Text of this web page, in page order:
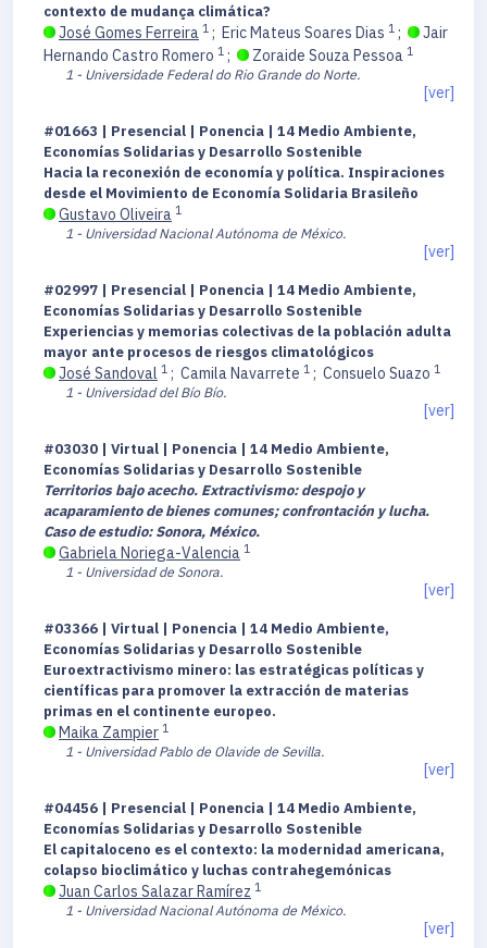
contexto de mudança climática?
José Gomes Ferreira 1 ; Eric Mateus Soares Dias 1 ;
Jair
Hernando Castro Romero 1 ; Zoraide Souza Pessoa 1
1 - Universidade Federal do Rio Grande do Norte.
[ver]
#01663 | Presencial | Ponencia | 14 Medio Ambiente,
Economías Solidarias y Desarrollo Sostenible
Hacia la reconexión de economía y política. Inspiraciones
desde el Movimiento de Economía Solidaria Brasileño
Gustavo Oliveira 1
1 - Universidad Nacional Autónoma de México.
[ver]
#02997 | Presencial | Ponencia | 14 Medio Ambiente,
Economías Solidarias y Desarrollo Sostenible
Experiencias y memorias colectivas de la población adulta
mayor ante procesos de riesgos climatológicos
José Sandoval 1 ; Camila Navarrete 1 ; Consuelo Suazo 1
1 - Universidad del Bío Bío.
[ver]
#03030 | Virtual | Ponencia | 14 Medio Ambiente,
Economías Solidarias y Desarrollo Sostenible
Territorios bajo acecho. Extractivismo: despojo y
acaparamiento de bienes comunes; confrontación y lucha.
Caso de estudio: Sonora, México.
Gabriela Noriega-Valencia 1
1 - Universidad de Sonora.
[ver]
#03366 | Virtual | Ponencia | 14 Medio Ambiente,
Economías Solidarias y Desarrollo Sostenible
Euroextractivismo minero: las estratégicas políticas y
científicas para promover la extracción de materias
primas en el continente europeo.
Maika Zampier 1
1 - Universidad Pablo de Olavide de Sevilla.
[ver]
#04456 | Presencial | Ponencia | 14 Medio Ambiente,
Economías Solidarias y Desarrollo Sostenible
El capitaloceno es el contexto: la modernidad americana,
colapso bioclimático y luchas contrahegemónicas
Juan Carlos Salazar Ramírez 1
1 - Universidad Nacional Autónoma de México.
[ver]